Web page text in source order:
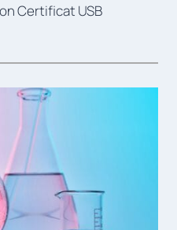
Certificat USB